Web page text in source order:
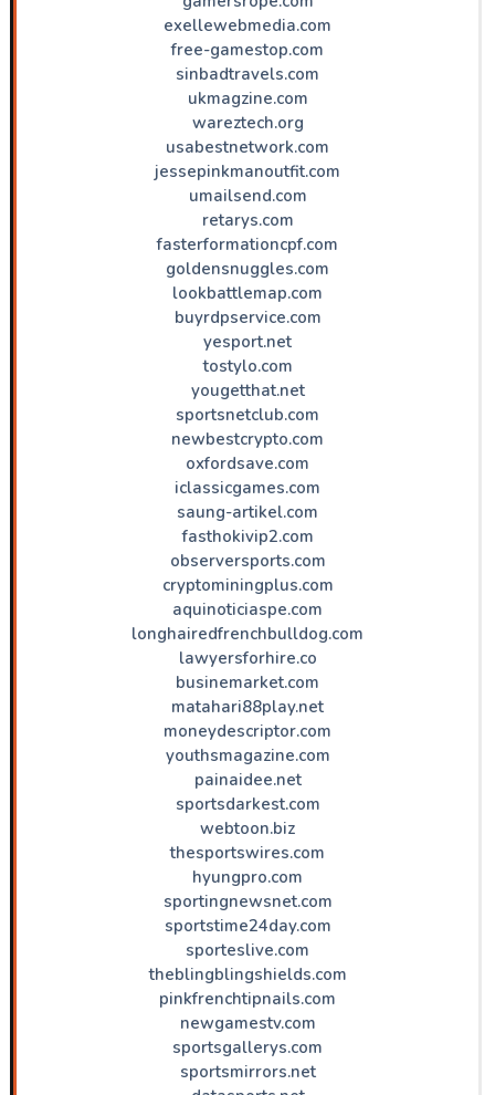
exellewebmedia.com
free-gamestop.com
sinbadtravels.com
ukmagzine.com
wareztech.org
usabestnetwork.com
jessepinkmanoutfit.com
umailsend.com
retarys.com
fasterformationcpf.com
goldensnuggles.com
lookbattlemap.com
buyrdpservice.com
yesport.net
tostylo.com
yougetthat.net
sportsnetclub.com
newbestcrypto.com
oxfordsave.com
iclassicgames.com
saung-artikel.com
fasthokivip2.com
observersports.com
cryptominingplus.com
aquinoticiaspe.com
longhairedfrenchbulldog.com
lawyersforhire.co
businemarket.com
matahari88play.net
moneydescriptor.com
youthsmagazine.com
painaidee.net
sportsdarkest.com
webtoon.biz
thesportswires.com
hyungpro.com
sportingnewsnet.com
sportstime24day.com
sporteslive.com
theblingblingshields.com
pinkfrenchtipnails.com
newgamestv.com
sportsgallerys.com
sportsmirrors.net